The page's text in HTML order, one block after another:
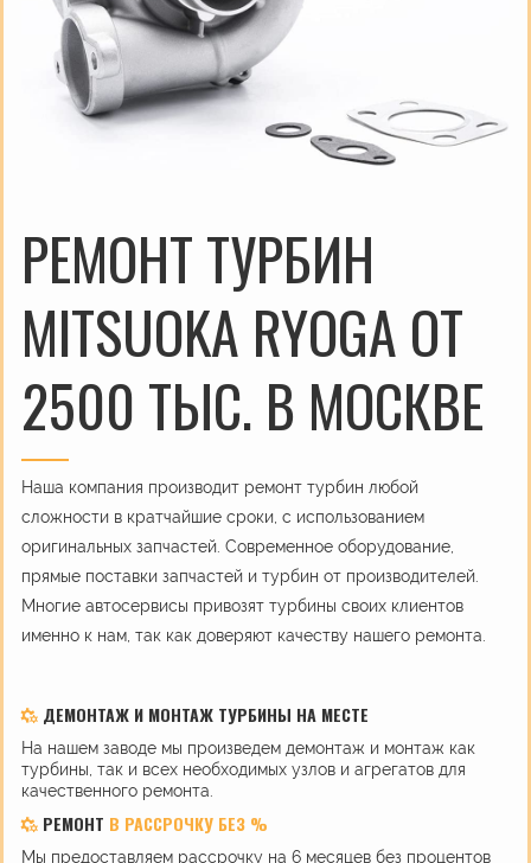
РЕМОНТ ТУРБИН
MITSUOKA RYOGA ОТ
2500 ТЫС. В МОСКВЕ
Наша компания производит ремонт турбин любой
сложности в кратчайшие сроки, с использованием
оригинальных запчастей. Современное оборудование,
прямые поставки запчастей и турбин от производителей.
Многие автосервисы привозят турбины своих клиентов
именно к нам, так как доверяют качеству нашего ремонта.
ДЕМОНТАЖ И МОНТАЖ ТУРБИНЫ НА МЕСТЕ
На нашем заводе мы произведем демонтаж и монтаж как
турбины, так и всех необходимых узлов и агрегатов для
качественного ремонта.
РЕМОНТ В РАССРОЧКУ БЕЗ %
Мы предоставляем рассрочку на 6 месяцев без процентов